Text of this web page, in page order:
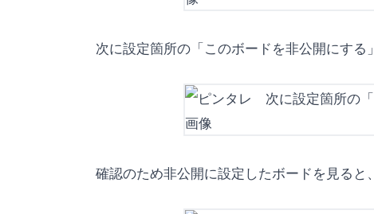
次に設定箇所の「このボードを非公開にす
確認のため非公開に設定したボードを見ると